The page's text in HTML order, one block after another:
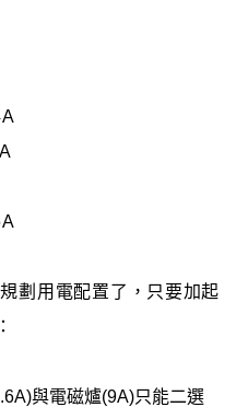
劃用電配置了，只要加起
與電磁爐(9A)只能二選